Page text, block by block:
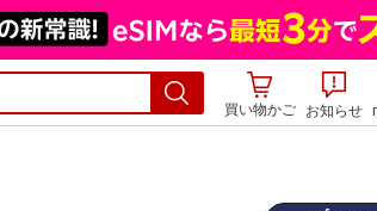
買い物かご お知らせ